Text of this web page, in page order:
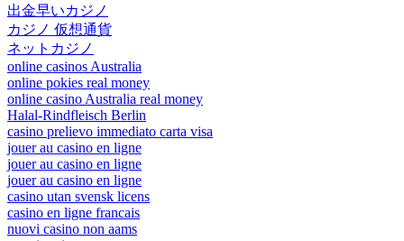
出金早いカジノ
カジノ 仮想通貨
ネットカジノ
online casinos Australia
online pokies real money
online casino Australia real money
Halal-Rindfleisch Berlin
casino prelievo immediato carta visa
jouer au casino en ligne
jouer au casino en ligne
jouer au casino en ligne
casino utan svensk licens
casino en ligne francais
nuovi casino non aams